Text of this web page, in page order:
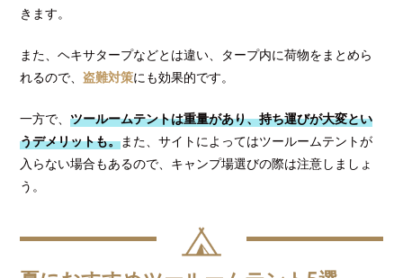
きます。
また、ヘキサタープなどとは違い、タープ内に荷物をまとめら
れるので、盗難対策にも効果的です。
一方で、ツールームテントは重量があり、持ち運びが大変とい
うデメリットも。また、サイトによってはツールームテントが
入らない場合もあるので、キャンプ場選びの際は注意しましょ
う。